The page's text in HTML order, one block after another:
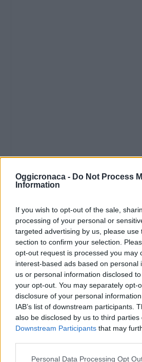
Oggicronaca - Do Not Process
Information
If you wish to opt-out of the sale,
processing of your personal or
targeted advertising by us, please use
section to confirm your selection.
opt-out request is processed you may
interest-based ads based on personal
us or personal information disclosed
your opt-out. You may separately opt-
disclosure of your personal
IAB’s list of downstream participants.
also be disclosed by us to third parties
Downstream Participants that may
Personal Data Processing Opt